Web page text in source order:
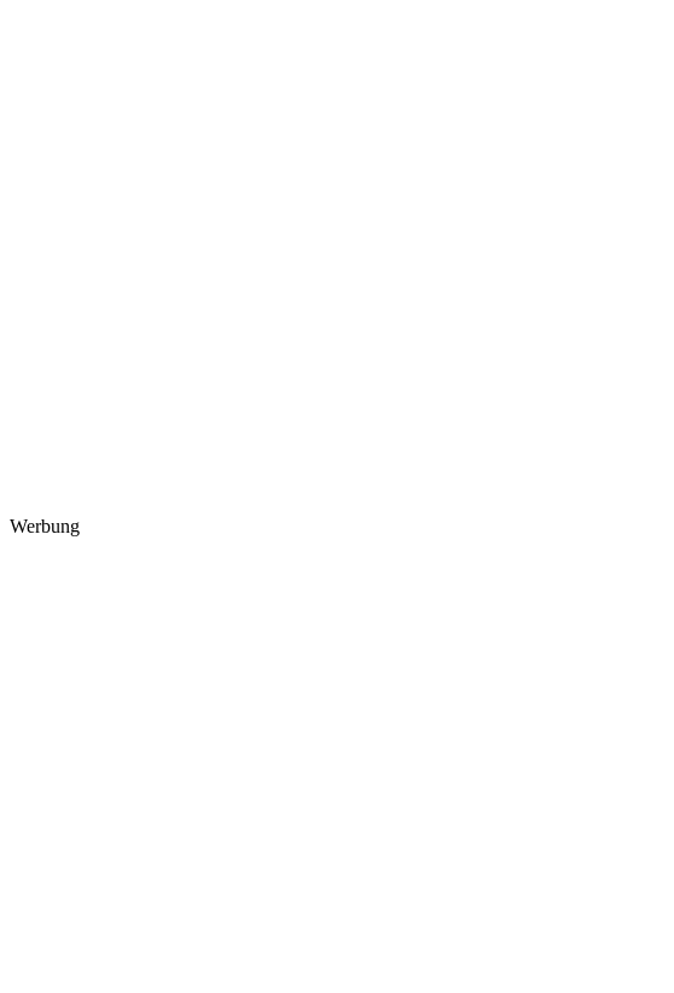
Werbung